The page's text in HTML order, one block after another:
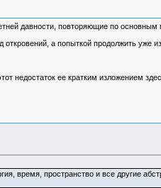
давности, повторяющие по основным
а попыткой продолжить
недостаток ее кратким изложением
время, пространство и все другие